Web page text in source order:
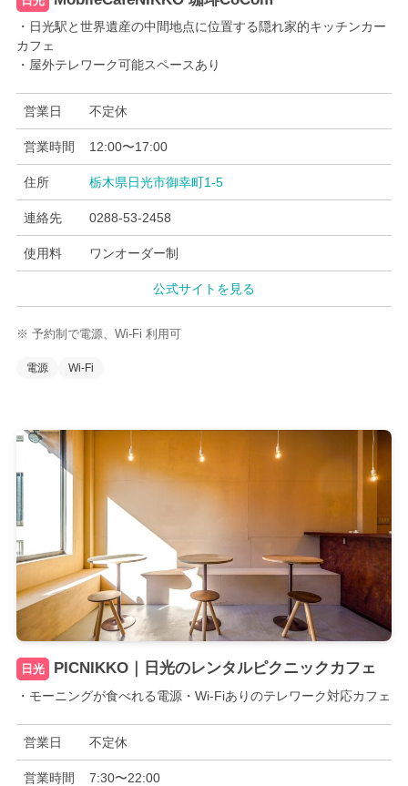
・日光駅と世界遺産の中間地点に位置する隠れ家的キッチンカー
カフェ
・屋外テレワーク可能スペースあり
営業日 不定休
営業時間 12:00〜17:00
住所 栃木県日光市御幸町1-5
連絡先 0288-53-2458
使用料 ワンオーダー制
公式サイトを見る
※ 予約制で電源、Wi-Fi 利用可
電源 Wi-Fi
日光 PICNIKKO｜日光のレンタルピクニックカフェ
・モーニングが食べれる電源・Wi-Fiありのテレワーク対応カフェ
営業日 不定休
営業時間 7:30〜22:00